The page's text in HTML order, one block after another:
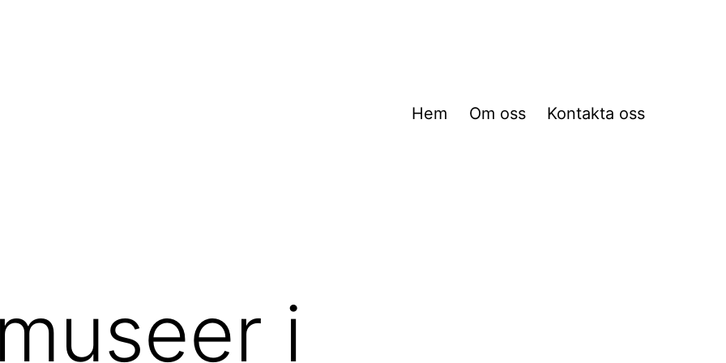
Hem Om oss Kontakta oss
i